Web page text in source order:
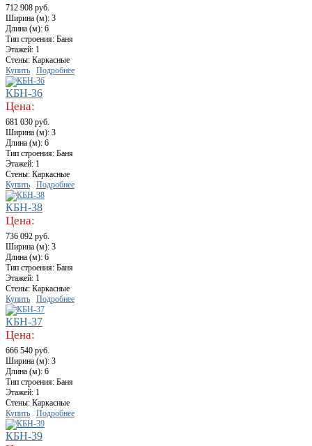
712 908 руб.
Ширина (м): 3
Длина (м): 6
Тип строения: Баня
Этажей: 1
Стены: Каркасные
Купить
Подробнее
КБН-36
Цена:
681 030 руб.
Ширина (м): 3
Длина (м): 6
Тип строения: Баня
Этажей: 1
Стены: Каркасные
Купить
Подробнее
КБН-38
Цена:
736 092 руб.
Ширина (м): 3
Длина (м): 6
Тип строения: Баня
Этажей: 1
Стены: Каркасные
Купить
Подробнее
КБН-37
Цена:
666 540 руб.
Ширина (м): 3
Длина (м): 6
Тип строения: Баня
Этажей: 1
Стены: Каркасные
Купить
Подробнее
КБН-39